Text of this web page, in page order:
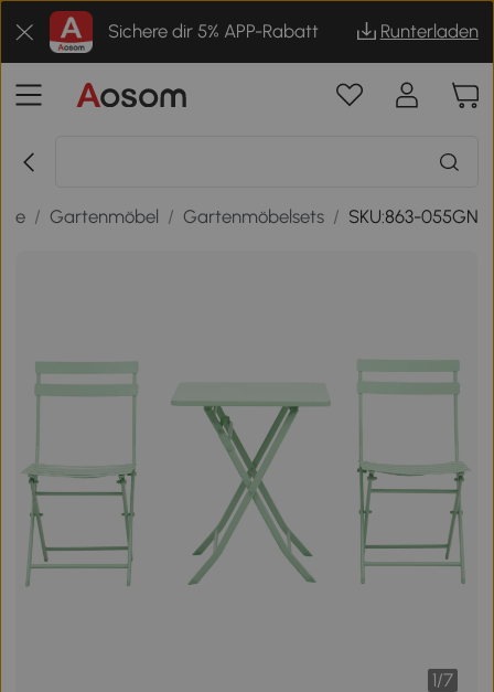
Sichere dir 5% APP-Rabatt Runterladen
/ Gartenmöbel / Gartenmöbelsets / SKU:863-055GN
1/7